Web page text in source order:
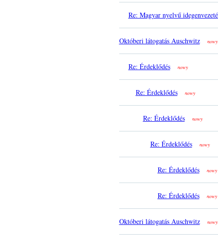
Re: Magyar nyelvű
Októberi látogatás Auschwitz nowy
Re: Érdeklődés nowy
Re: Érdeklődés nowy
Re: Érdeklődés nowy
Re: Érdeklődés nowy
Re: Érdeklődés nowy
Re: Érdeklődés nowy
Októberi látogatás Auschwitz nowy